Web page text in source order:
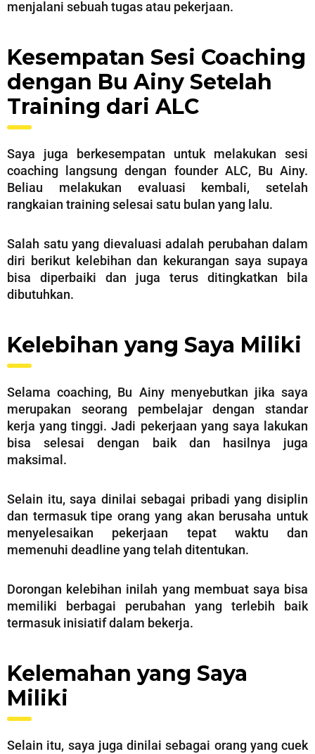
menjalani sebuah tugas atau pekerjaan.
Kesempatan Sesi Coaching
dengan Bu Ainy Setelah
Training dari ALC
Saya juga berkesempatan untuk melakukan sesi
coaching langsung dengan founder ALC, Bu Ainy.
Beliau melakukan evaluasi kembali, setelah
rangkaian training selesai satu bulan yang lalu.
Salah satu yang dievaluasi adalah perubahan dalam
diri berikut kelebihan dan kekurangan saya supaya
bisa diperbaiki dan juga terus ditingkatkan bila
dibutuhkan.
Kelebihan yang Saya Miliki
Selama coaching, Bu Ainy menyebutkan jika saya
merupakan seorang pembelajar dengan standar
kerja yang tinggi. Jadi pekerjaan yang saya lakukan
bisa selesai dengan baik dan hasilnya juga
maksimal.
Selain itu, saya dinilai sebagai pribadi yang disiplin
dan termasuk tipe orang yang akan berusaha untuk
menyelesaikan pekerjaan tepat waktu dan
memenuhi deadline yang telah ditentukan.
Dorongan kelebihan inilah yang membuat saya bisa
memiliki berbagai perubahan yang terlebih baik
termasuk inisiatif dalam bekerja.
Kelemahan yang Saya
Miliki
Selain itu, saya juga dinilai sebagai orang yang cuek